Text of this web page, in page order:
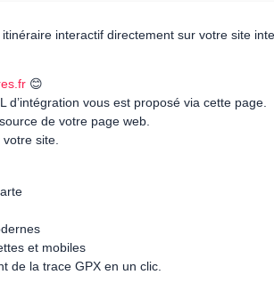
interactif directement sur votre site
😊
d’intégration vous est proposé via cette page.
de votre page web.
votre site.
et mobiles
de la trace GPX en un clic.